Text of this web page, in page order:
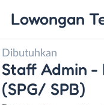
Lowongan
Dibutuhkan
Staff Admin -
(SPG/ SPB)